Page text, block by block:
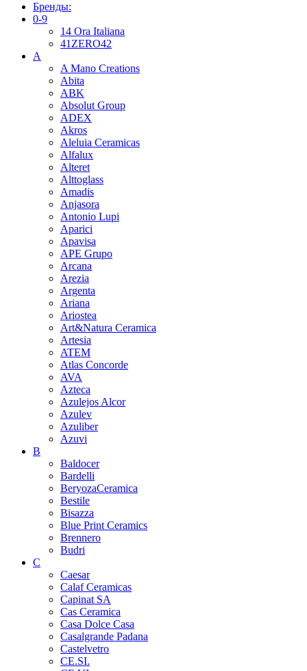
Бренды:
0-9
14 Ora Italiana
41ZERO42
A
A Mano Creations
Abita
ABK
Absolut Group
ADEX
Akros
Aleluia Ceramicas
Alfalux
Alteret
Alttoglass
Amadis
Anjasora
Antonio Lupi
Aparici
Apavisa
APE Grupo
Arcana
Arezia
Argenta
Ariana
Ariostea
Art&Natura Ceramica
Artesia
ATEM
Atlas Concorde
AVA
Azteca
Azulejos Alcor
Azulev
Azuliber
Azuvi
B
Baldocer
Bardelli
BeryozaCeramica
Bestile
Bisazza
Blue Print Ceramics
Brennero
Budri
C
Caesar
Calaf Ceramicas
Capinat SA
Cas Ceramica
Casa Dolce Casa
Casalgrande Padana
Castelvetro
CE.SI.